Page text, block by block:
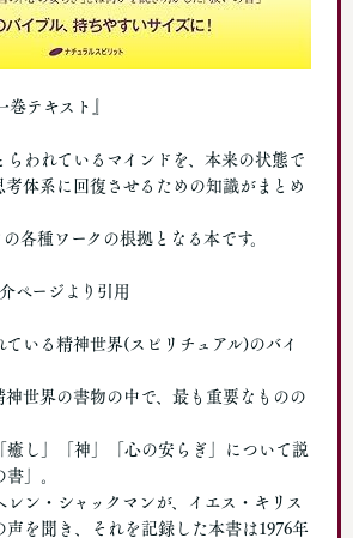
巻テキスト』
らわれているマインドを、本来の状態で
考体系に回復させるための知識がまとめ
各種ワークの根拠となる本です。
ページより引用
いる精神世界(スピリチュアル)のバイ
神世界の書物の中で、最も重要なものの
癒し」「神」「心の安らぎ」について説
」。
レン・シャックマンが、イエス・キリス
声を聞き、それを記録した本書は1976年